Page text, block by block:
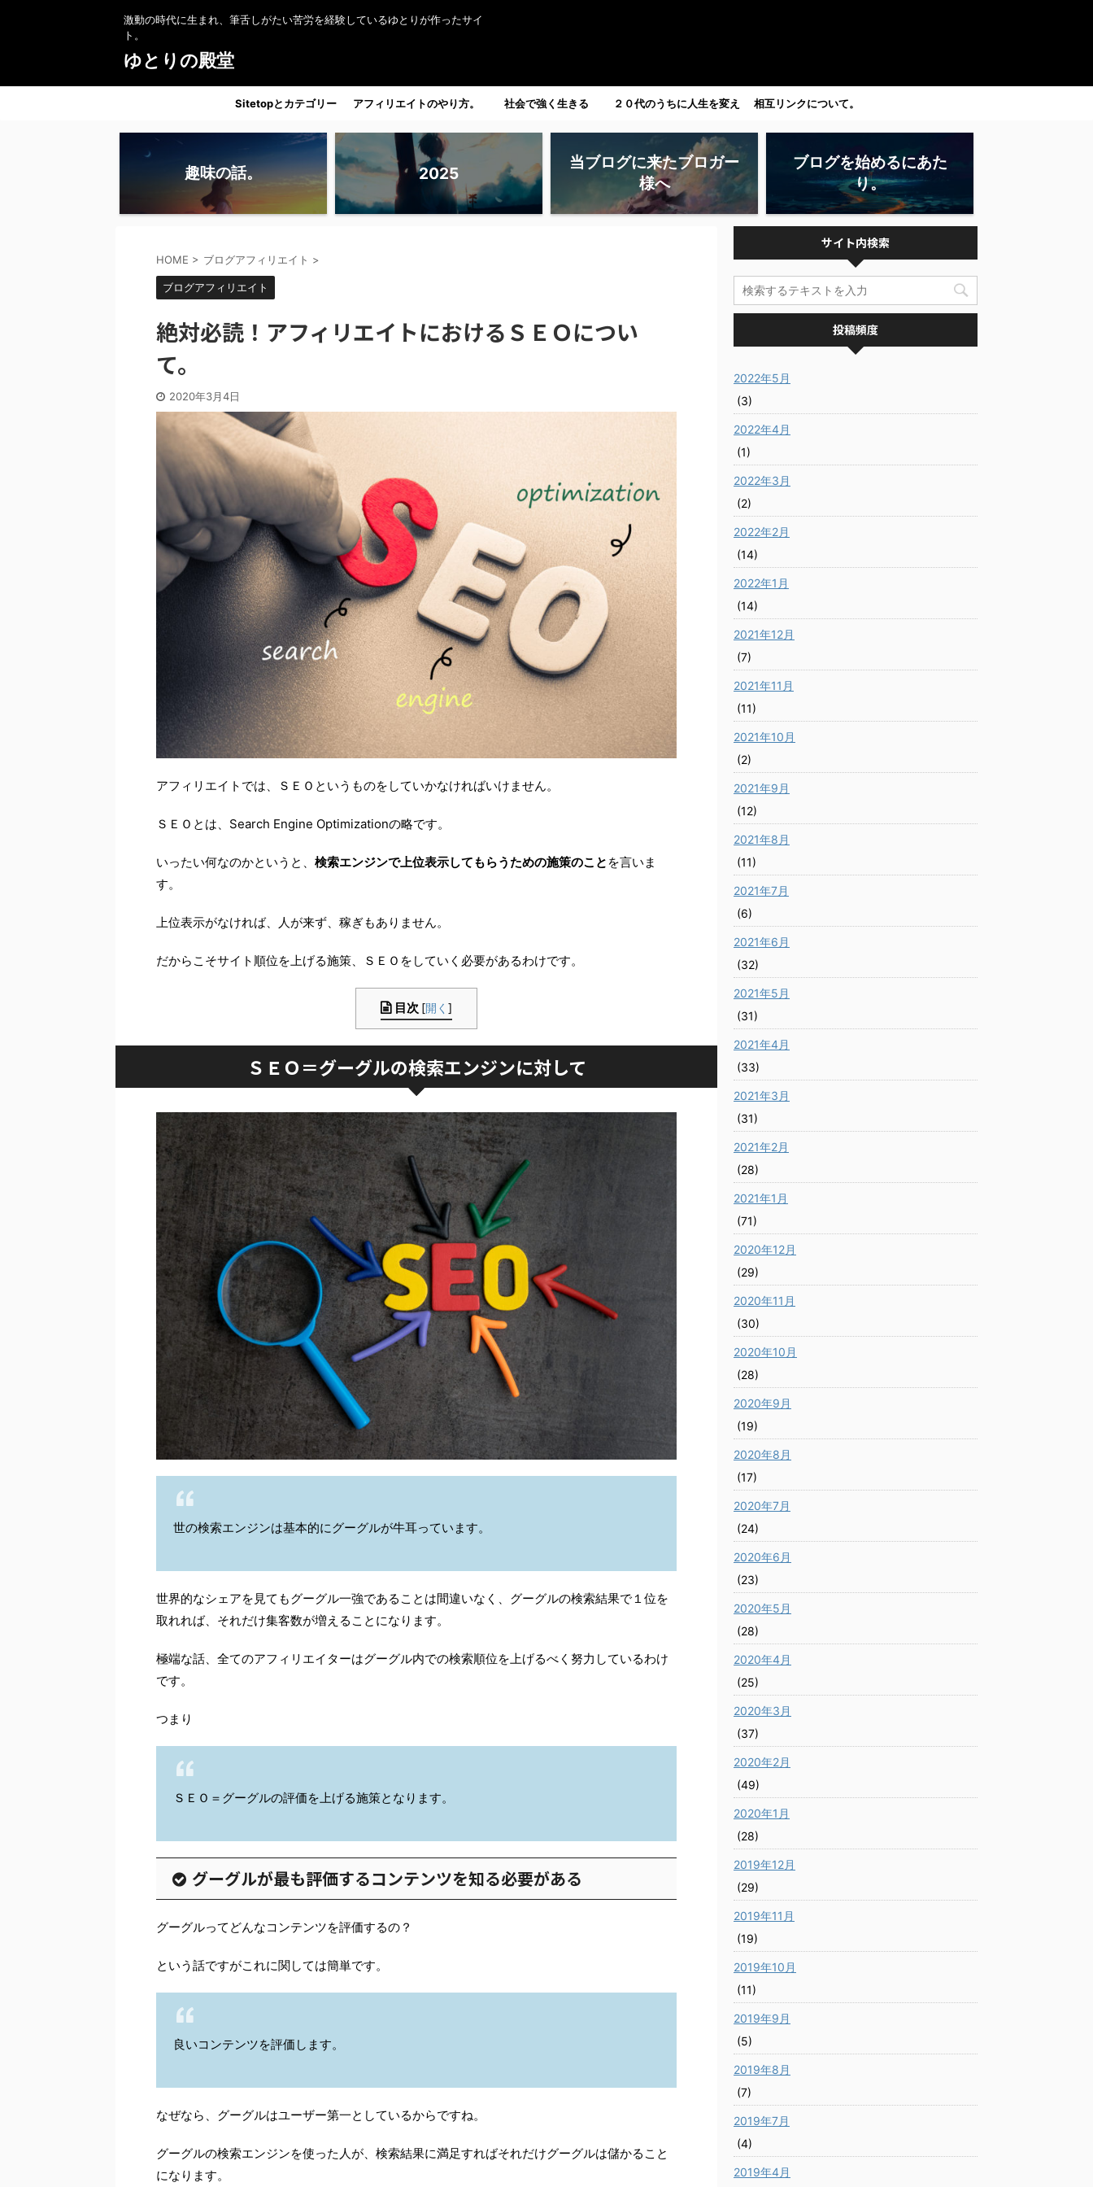
激動の時代に生まれ、筆舌しがたい苦労を経験しているゆとりが作ったサイ
ト。
ゆとりの殿堂
Sitetopとカテゴリー アフィリエイトのやり方。 社会で強く生きる ２０代のうちに人生を変え
たい人へ。
相互リンクについて。
趣味の話。 2025
当ブログに来たブロガー
様へ
ブログを始めるにあた
り。
HOME > ブログアフィリエイト >
ブログアフィリエイト
絶対必読！アフィリエイトにおけるＳＥＯについ
て。
2020年3月4日
アフィリエイトでは、ＳＥＯというものをしていかなければいけません。
ＳＥＯとは、Search Engine Optimizationの略です。
いったい何なのかというと、 検索エンジンで上位表示してもらうための施策のこと を言いま
す。
上位表示がなければ、人が来ず、稼ぎもありません。
だからこそサイト順位を上げる施策、ＳＥＯをしていく必要があるわけです。
目次 [開く ]
ＳＥＯ＝グーグルの検索エンジンに対して
世の検索エンジンは基本的にグーグルが牛耳っています。
世界的なシェアを見てもグーグル一強であることは間違いなく、グーグルの検索結果で１位を
取れれば、それだけ集客数が増えることになります。
極端な話、全てのアフィリエイターはグーグル内での検索順位を上げるべく努力しているわけ
です。
つまり
ＳＥＯ＝グーグルの評価を上げる施策となります。
グーグルが最も評価するコンテンツを知る必要がある
グーグルってどんなコンテンツを評価するの？
という話ですがこれに関しては簡単です。
良いコンテンツを評価します。
なぜなら、グーグルはユーザー第一としているからですね。
グーグルの検索エンジンを使った人が、検索結果に満足すればそれだけグーグルは儲かること
になります。
サイト内検索
投稿頻度
2022年5月
(3)
2022年4月
(1)
2022年3月
(2)
2022年2月
(14)
2022年1月
(14)
2021年12月
(7)
2021年11月
(11)
2021年10月
(2)
2021年9月
(12)
2021年8月
(11)
2021年7月
(6)
2021年6月
(32)
2021年5月
(31)
2021年4月
(33)
2021年3月
(31)
2021年2月
(28)
2021年1月
(71)
2020年12月
(29)
2020年11月
(30)
2020年10月
(28)
2020年9月
(19)
2020年8月
(17)
2020年7月
(24)
2020年6月
(23)
2020年5月
(28)
2020年4月
(25)
2020年3月
(37)
2020年2月
(49)
2020年1月
(28)
2019年12月
(29)
2019年11月
(19)
2019年10月
(11)
2019年9月
(5)
2019年8月
(7)
2019年7月
(4)
2019年4月